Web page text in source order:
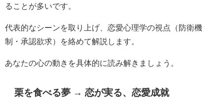
ることが多いです。
代表的なシーンを取り上げ、恋愛心理学の視点（防衛機
制・承認欲求）を絡めて解説します。
あなたの心の動きを具体的に読み解きましょう。
栗を食べる夢 → 恋が実る、恋愛成就